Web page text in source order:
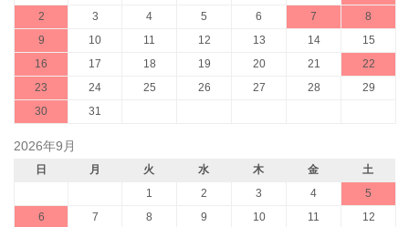
2
3 4 5 6 7
8
9
10 11 12 13 14
15
16
17 18 19 20 21
22
23
24 25 26 27 28
29
30
31
2026年9月
日 月 火 水 木 金
土
1
2 3 4
5
6
7 8 9 10 11
12